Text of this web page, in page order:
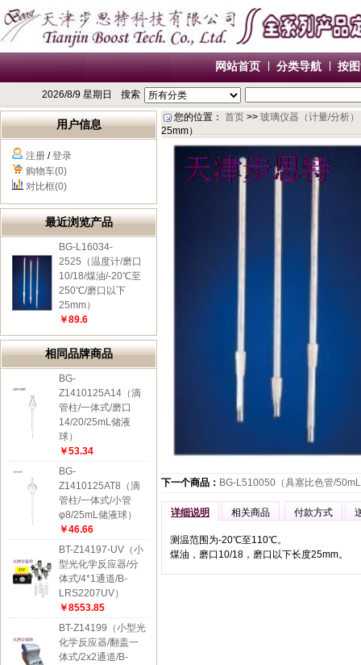
网站首页 分类导航 按
2026/8/9 星期日 搜索
用户信息
注册 /登录
购物车(0)
对比框(0)
最近浏览产品
BG-L16034-
2525（温度计/磨口
10/18/煤油/-20℃至
250℃/磨口以下
25mm）
￥89.6
相同品牌商品
BG-
Z1410125A14（滴
管柱/一体式/磨口
14/20/25mL储液
球）
￥53.34
BG-
Z1410125AT8（滴
管柱/一体式/小管
φ8/25mL储液球）
￥46.66
BT-Z14197-UV（小
型光化学反应器/分
体式/4*1通道/B-
LRS2207UV）
￥8553.85
BT-Z14199（小型光
化学反应器/翻盖一
体式/2x2通道/B-
您的位置： 首页 >> 玻璃仪器（计量/分析）
25mm）
下一个商品： BG-L510050（具塞比色管/
详细说明 相关商品 付款方式
测温范围为-20℃至110℃。
煤油，磨口10/18，磨口以下长度25mm。